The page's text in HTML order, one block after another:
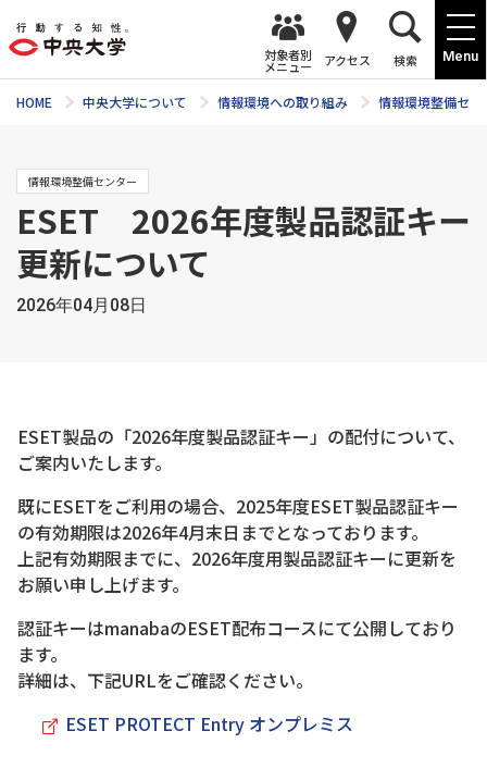
Menu
対象者別
メニュー アクセス 検索
HOME 中央大学について 情報環境への取り組み 情報環境整備セン
情報環境整備センター
ESET 2026年度製品認証キー
更新について
2026年04月08日
ESET製品の「2026年度製品認証キー」の配付について、
ご案内いたします。
既にESETをご利用の場合、2025年度ESET製品認証キー
の有効期限は2026年4月末日までとなっております。
上記有効期限までに、2026年度用製品認証キーに更新を
お願い申し上げます。
認証キーはmanabaのESET配布コースにて公開しており
ます。
詳細は、下記URLをご確認ください。
ESET PROTECT Entry オンプレミス